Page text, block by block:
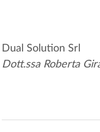
Dual Solution Srl
Dott.ssa Roberta